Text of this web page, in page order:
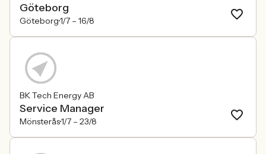
Göteborg
Göteborg1/7 – 16/8
BK Tech Energy AB
Service Manager
Mönsterås1/7 – 23/8